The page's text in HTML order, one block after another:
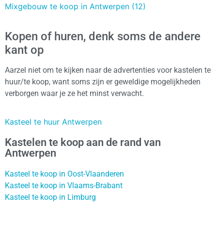
Mixgebouw te koop in Antwerpen (12)
Kopen of huren, denk soms de andere
kant op
Aarzel niet om te kijken naar de advertenties voor kastelen te
huur/te koop, want soms zijn er geweldige mogelijkheden
verborgen waar je ze het minst verwacht.
Kasteel te huur Antwerpen
Kastelen te koop aan de rand van
Antwerpen
Kasteel te koop in Oost-Vlaanderen
Kasteel te koop in Vlaams-Brabant
Kasteel te koop in Limburg